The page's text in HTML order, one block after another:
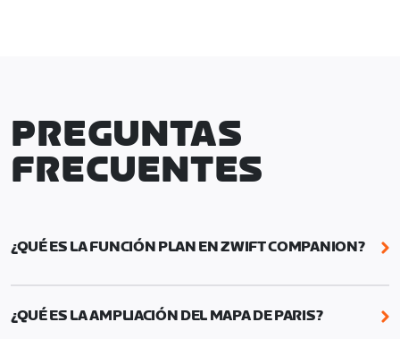
PREGUNTAS
FRECUENTES
¿QUÉ ES LA FUNCIÓN PLAN EN ZWIFT COMPANION?
Plan en Zwift Companion te permite organizar tu
semana programando entrenamientos, rutas y
eventos de ciclismo y de running, recorridos con
¿QUÉ ES LA AMPLIACIÓN DEL MAPA DE PARIS?